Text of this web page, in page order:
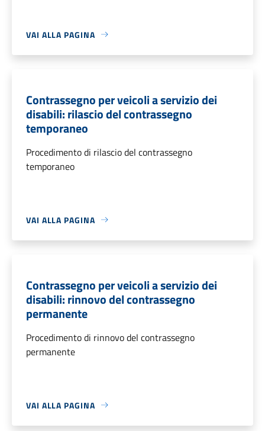
VAI ALLA PAGINA
Contrassegno per veicoli a servizio dei
disabili: rilascio del contrassegno
temporaneo
Procedimento di rilascio del contrassegno
temporaneo
VAI ALLA PAGINA
Contrassegno per veicoli a servizio dei
disabili: rinnovo del contrassegno
permanente
Procedimento di rinnovo del contrassegno
permanente
VAI ALLA PAGINA